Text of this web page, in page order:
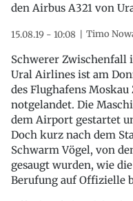
den Airbus A321 von
15.08.19 - 10:08 Timo
Schwerer Zwischenfall
Ural Airlines ist am
des Flughafens
notgelandet. Die
dem Airport gestartet
Doch kurz nach dem
Schwarm Vögel, von
gesaugt wurden, wie
Berufung auf Offizielle